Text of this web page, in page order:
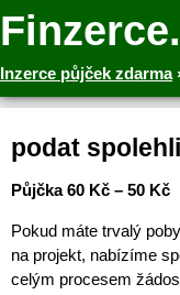
Inzerce půjček zdarma
podat
Půjčka 60 Kč – 50 Kč
Pokud máte trvalý
na projekt, nabízíme
celým procesem